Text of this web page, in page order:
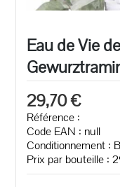
Eau de Vie
29,70 €
Référence :
Code EAN : null
Conditionnement :
Prix par bouteille :